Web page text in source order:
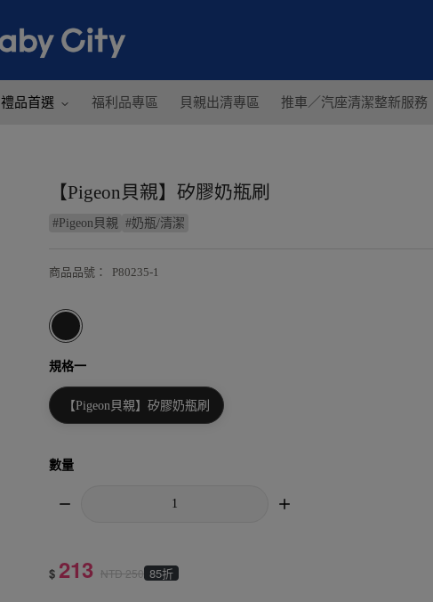
禮品首選 福利品專區 貝親出清專區 推車／汽座清潔整新服務
【Pigeon貝親】矽膠奶瓶刷
# Pigeon貝親 #奶瓶/清潔
商品品號 ： P80235-1
規格一
【Pigeon貝親】矽膠奶瓶刷
數量
$ 213 NTD250 85折